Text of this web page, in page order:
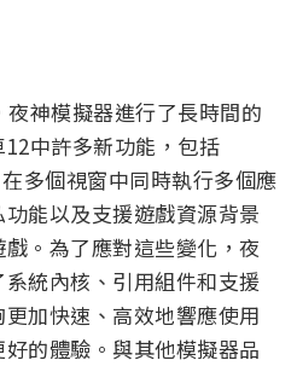
神模擬器進行了長時間的
中許多新功能，包括
個視窗中同時執行多個應
能以及支援遊戲資源背景
。為了應對這些變化，夜
統內核、引用組件和支援
加快速、高效地響應使用
的體驗。與其他模擬器品